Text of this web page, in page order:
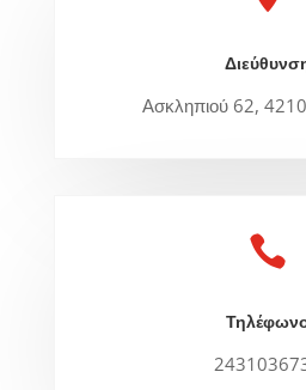
Ασκληπιού 62,
